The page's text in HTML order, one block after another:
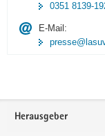
0351 8139-
E-Mail:
Footer-
Herausgeber